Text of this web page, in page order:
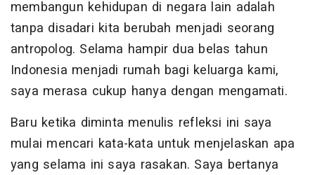
membangun kehidupan di negara lain adalah
tanpa disadari kita berubah menjadi seorang
antropolog. Selama hampir dua belas tahun
Indonesia menjadi rumah bagi keluarga kami,
saya merasa cukup hanya dengan mengamati.
Baru ketika diminta menulis refleksi ini saya
mulai mencari kata-kata untuk menjelaskan apa
yang selama ini saya rasakan. Saya bertanya